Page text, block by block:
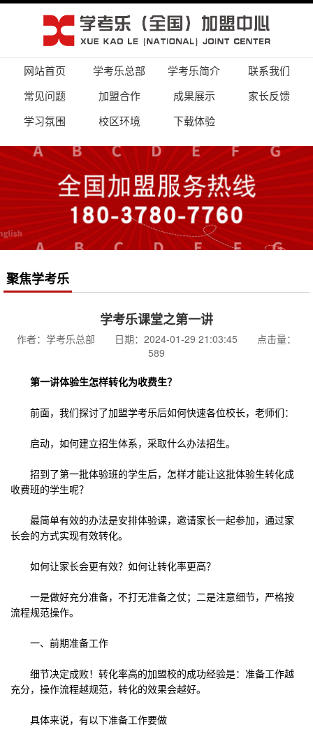
网站首页 学考乐总部 学考乐简介
联系我们
常见问题
加盟合作 成果展示
家长反馈
学习氛围
校区环境 下载体验
聚焦学考乐
学考乐课堂之第一讲
作者：学考乐总部 日期：2024-01-29 21:03:45 点击量：
589
第一讲体验生怎样转化为收费生？
前面，我们探讨了加盟学考乐后如何快速各位校长，老师们：
启动，如何建立招生体系，采取什么办法招生。
招到了第一批体验班的学生后，怎样才能让这批体验生转化成
收费班的学生呢？
最简单有效的办法是安排体验课，邀请家长一起参加，通过家
长会的方式实现有效转化。
如何让家长会更有效？如何让转化率更高？
一是做好充分准备，不打无准备之仗；二是注意细节，严格按
流程规范操作。
一、前期准备工作
细节决定成败！转化率高的加盟校的成功经验是：准备工作越
充分，操作流程越规范，转化的效果会越好。
具体来说，有以下准备工作要做